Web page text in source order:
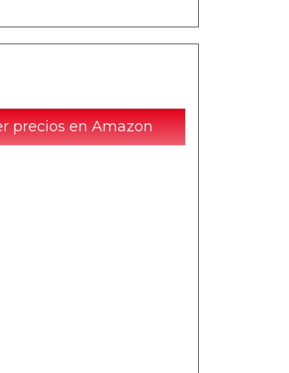
precios en Amazon